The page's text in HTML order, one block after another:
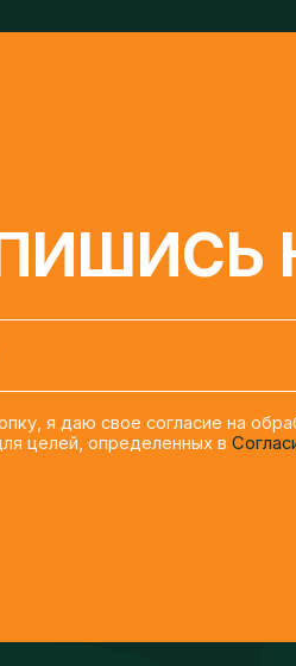
я даю свое согласие на
целей, определенных в Согласии